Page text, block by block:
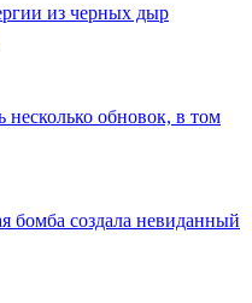
из черных дыр
несколько обновок, в том
бомба создала невиданный